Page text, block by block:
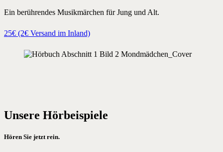
Ein berührendes Musikmärchen für Jung und Alt.
25€ (2€ Versand im Inland)
Unsere Hörbeispiele
Hören Sie jetzt rein.